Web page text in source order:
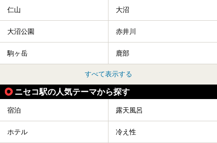
仁山 大沼
大沼公園 赤井川
駒ヶ岳 鹿部
すべて表示する
ニセコ駅の人気テーマから探す
宿泊 露天風呂
ホテル 冷え性